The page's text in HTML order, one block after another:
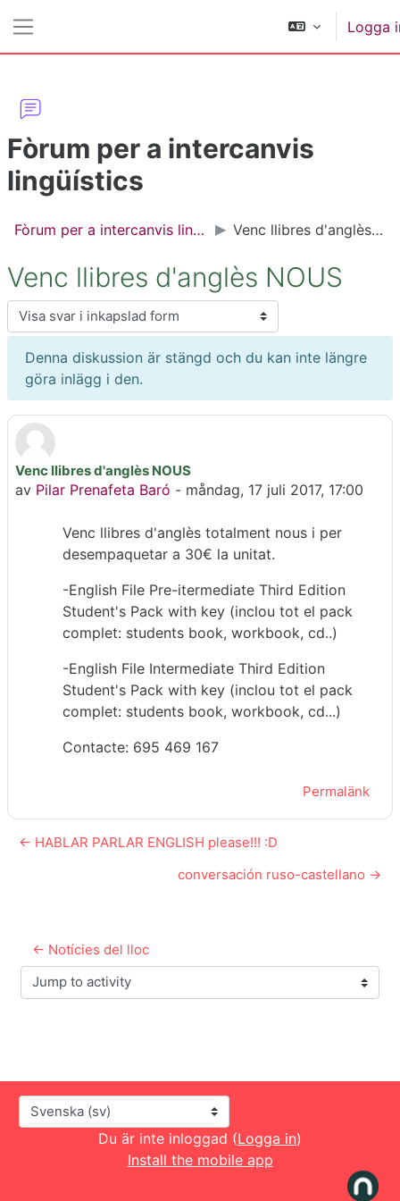
Logga
Fòrum per a intercanvis
lingüístics
Fòrum per a intercanvis lingüístics Venc llibres d'anglès NOUS
Venc llibres d'anglès NOUS
Visningsläge
Denna diskussion är stängd och du kan inte längre
göra inlägg i den.
Venc llibres d'anglès NOUS
av Pilar Prenafeta Baró - måndag, 17 juli 2017, 17:00
Antal svar: 0
Venc llibres d'anglès totalment nous i per
desempaquetar a 30€ la unitat.
-English File Pre-itermediate Third Edition
Student's Pack with key (inclou tot el pack
complet: students book, workbook, cd..)
-English File Intermediate Third Edition
Student's Pack with key (inclou tot el pack
complet: students book, workbook, cd...)
Contacte: 695 469 167
Permalänk
← HABLAR PARLAR ENGLISH please!!! :D
conversación ruso-castellano →
← Notícies del lloc
Jump to activity
Språk
Du är inte inloggad (Logga in)
Install the mobile app